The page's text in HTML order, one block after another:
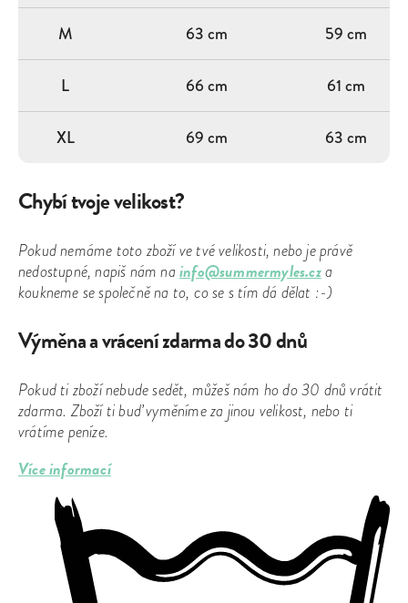
M 63 cm 59 cm
L 66 cm 61 cm
XL 69 cm 63 cm
Chybí tvoje velikost?
Pokud nemáme toto zboží ve tvé velikosti, nebo je právě
nedostupné, napiš nám na info@summermyles.cza
koukneme se společně na to, co se s tím dá dělat :-)
Výměna a vrácení zdarma do 30 dnů
Pokud ti zboží nebude sedět, můžeš nám ho do 30 dnů vrátit
zdarma. Zboží ti buď vyměníme za jinou velikost, nebo ti
vrátíme peníze.
Více informací